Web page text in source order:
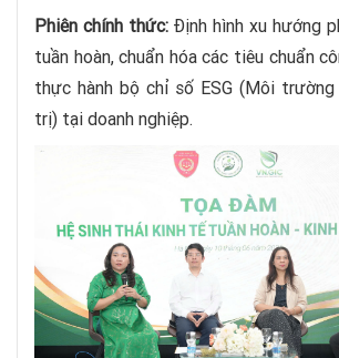
Phiên chính thức:Định hình xu hướng
tuần hoàn, chuẩn hóa các tiêu chuẩn
thực hành bộ chỉ số ESG (Môi
trị) tại doanh nghiệp.